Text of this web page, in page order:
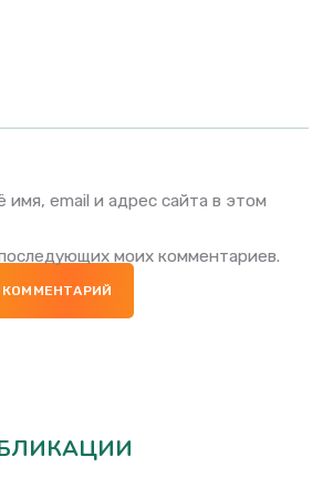
имя, email и адрес сайта в этом
моих комментариев.
КОММЕНТАРИЙ